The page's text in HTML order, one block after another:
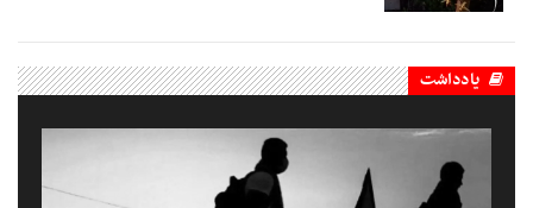
یادداشت